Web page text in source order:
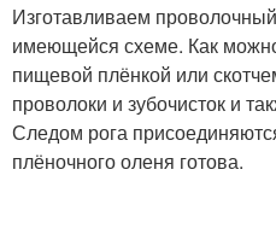
Изготавливаем
имеющейся схеме. Как
пищевой плёнкой или
проволоки и зубочисток и
Следом рога
плёночного оленя готова.